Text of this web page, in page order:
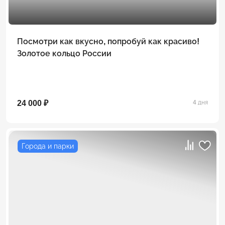
Посмотри как вкусно, попробуй как красиво!
Золотое кольцо России
24 000 ₽ 4 дня
Города и парки